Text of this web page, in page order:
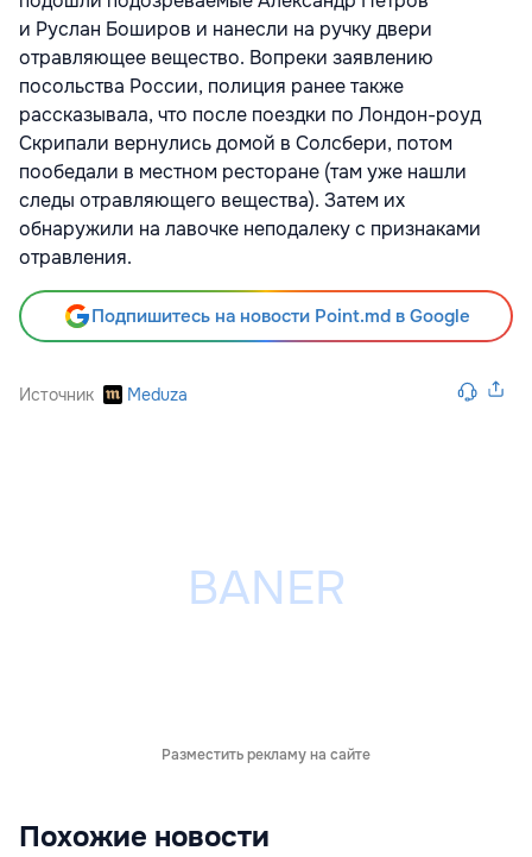
и Руслан Боширов и нанесли на ручку двери
отравляющее вещество. Вопреки заявлению
посольства России, полиция ранее также
рассказывала, что после поездки по Лондон-роуд
Скрипали вернулись домой в Солсбери, потом
пообедали в местном ресторане (там уже нашли
следы отравляющего вещества). Затем их
обнаружили на лавочке неподалеку с признаками
отравления.
Подпишитесь на новости Point.md в Google
Источник Meduza
Разместить рекламу на сайте
Похожие новости